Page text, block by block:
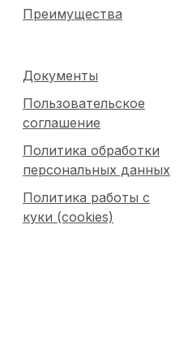
Преимущества
Документы
Пользовательское
соглашение
Политика обработки
персональных данных
Политика работы с
куки (cookies)